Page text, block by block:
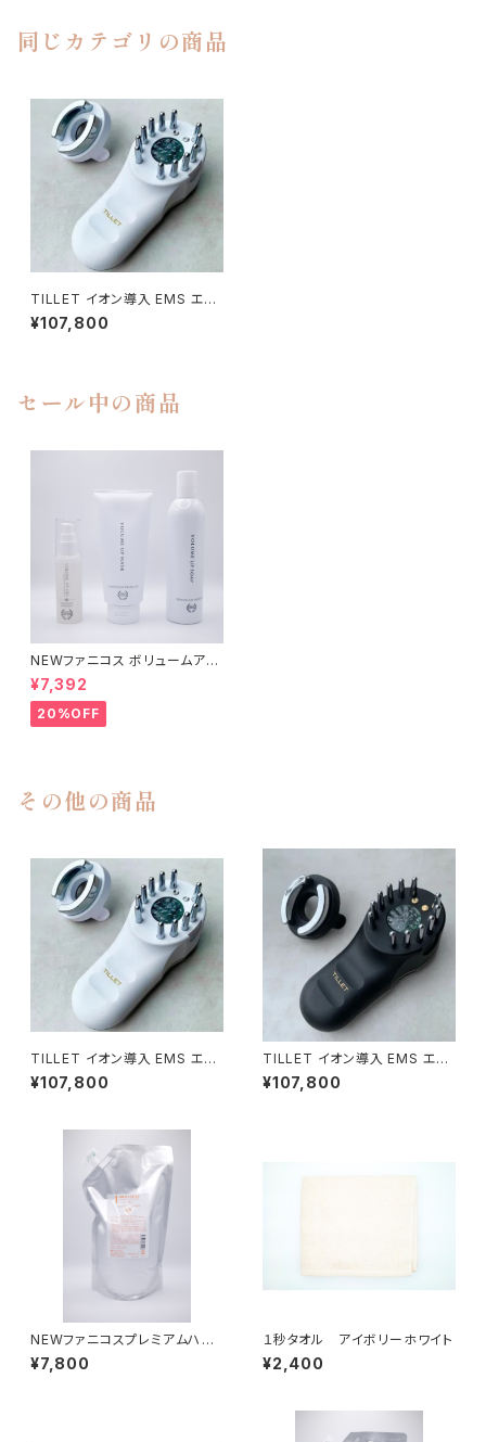
同じカテゴリの商品
TILLET イオン導入 EMS エレ
クトロポレーション 美顔器 (ﾎﾜｲ
ﾄ)
¥107,800
セール中の商品
NEWファニコス ボリュームアU
Pセット
¥7,392
20%OFF
その他の商品
TILLET イオン導入 EMS エレ
クトロポレーション 美顔器 (ﾎﾜｲ
ﾄ)
¥107,800
TILLET イオン導入 EMS エレ
クトロポレーション 美顔器 (ﾌﾞﾗ
ｯｸ)
¥107,800
NEWファニコスプレミアムハー
バルヘアトリートメントモイスチ
ャー1000ml＜ヘアトリートメン
¥7,800
１秒タオル アイボリーホワイト
¥2,400